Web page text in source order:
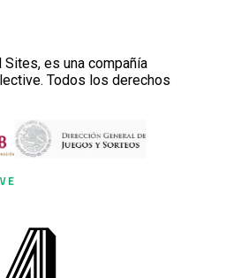
es una compañía
Todos los derechos